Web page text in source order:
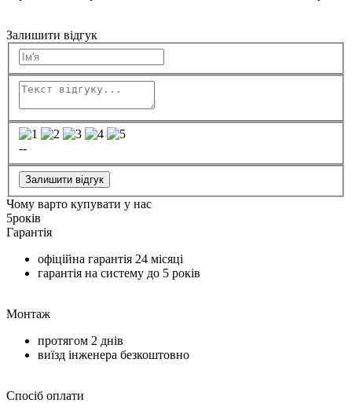
Залишити відгук
--
Залишити відгук
Чому варто купувати у нас
5років
Гарантія
офіційна гарантія 24 місяці
гарантія на систему до 5 років
Монтаж
протягом 2 днів
виїзд інженера безкоштовно
Спосіб оплати